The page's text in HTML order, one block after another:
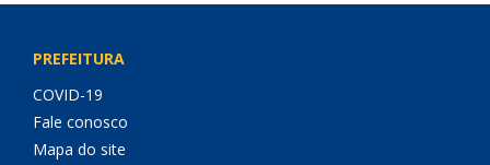
PREFEITURA
COVID-19
Fale conosco
Mapa do site